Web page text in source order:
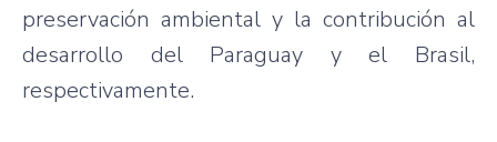
preservación ambiental y la contribución al
desarrollo del Paraguay y el Brasil,
respectivamente.